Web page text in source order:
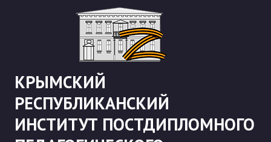
КРЫМСКИЙ
РЕСПУБЛИКАНСКИЙ
ИНСТИТУТ ПОСТДИПЛОМНОГО